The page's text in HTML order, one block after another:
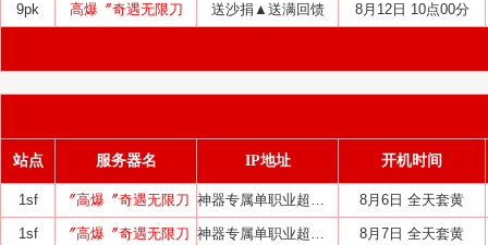
9pk 高爆〞奇遇无限刀 送沙捐▲送满回馈 8月12日 10点00分
站点 服务器名 IP地址 开机时间
1sf 〞高爆〞奇遇无限刀 神器专属单职业超变中变迷失 8月6日 全天套黄
1sf 〞高爆〞奇遇无限刀 神器专属单职业超变中变迷失 8月7日 全天套黄